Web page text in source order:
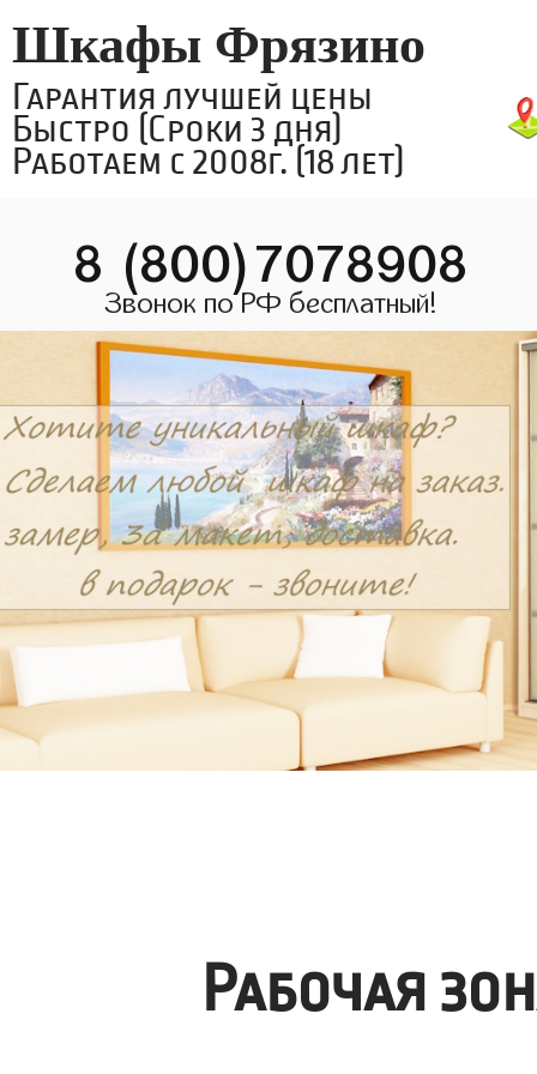
Шкафы Фрязино
Гарантия лучшей цены
Быстро (Сроки 3 дня)
Работаем с 2008г. (18 лет)
8 (800)7078908
Звонок по РФ бесплатный!
Рабочая